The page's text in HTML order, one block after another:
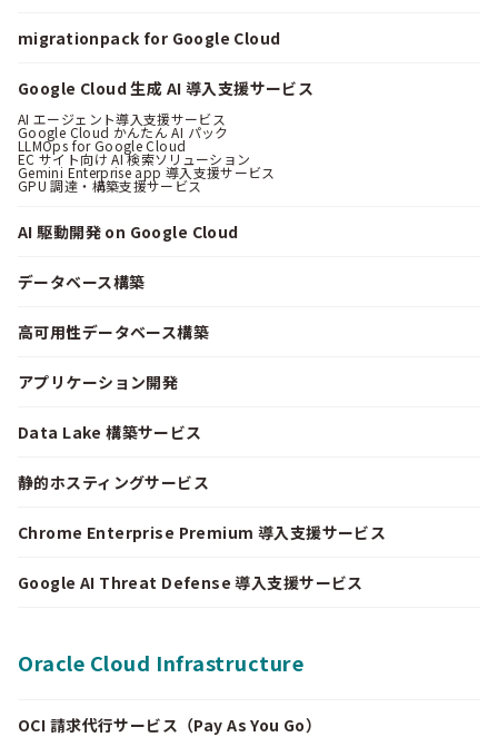
migrationpack for Google Cloud
Google Cloud 生成 AI 導入支援サービス
AI エージェント導入支援サービス
Google Cloud かんたん AI パック
LLMOps for Google Cloud
EC サイト向け AI 検索ソリューション
Gemini Enterprise app 導入支援サービス
GPU 調達・構築支援サービス
AI 駆動開発 on Google Cloud
データベース構築
高可用性データベース構築
アプリケーション開発
Data Lake 構築サービス
静的ホスティングサービス
Chrome Enterprise Premium 導入支援サービス
Google AI Threat Defense 導入支援サービス
Oracle Cloud Infrastructure
OCI 請求代行サービス（Pay As You Go）